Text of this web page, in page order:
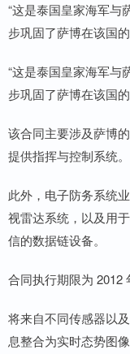
“这是泰国皇家海军与
步巩固了萨博在该国
“这是泰国皇家海军与
步巩固了萨博在该国
该合同主要涉及萨博
提供指挥与控制系统。
此外，电子防务系统
视雷达系统，以及用
信的数据链设备。
合同执行期限为 2012
将来自不同传感器以
息整合为实时态势图